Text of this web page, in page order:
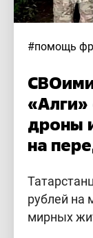
#помощь
«Алги»
дроны
на
рублей на
мирных